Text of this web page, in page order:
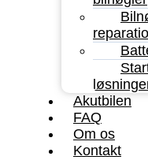
Akutbilen
FAQ
Om os
Kontakt